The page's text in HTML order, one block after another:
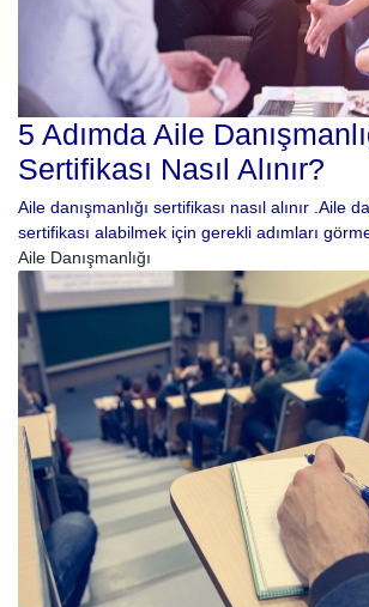
5 Adımda Aile
Sertifikası Nasıl Alınır?
Aile danışmanlığı sertifikası nasıl alınır .Aile
sertifikası alabilmek için gerekli adımları
Aile Danışmanlığı